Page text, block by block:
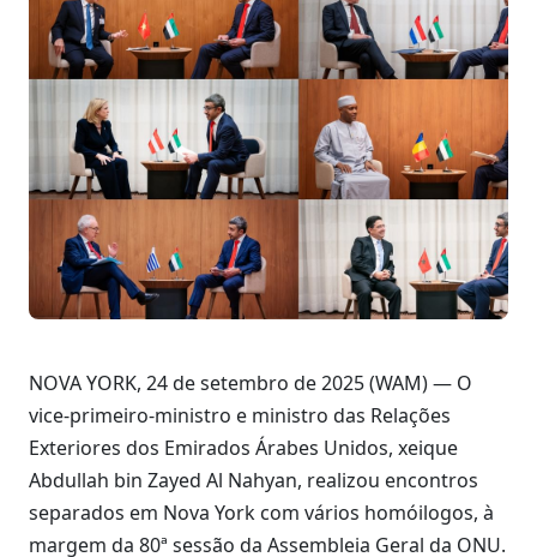
NOVA YORK, 24 de setembro de 2025 (WAM) — O
vice-primeiro-ministro e ministro das Relações
Exteriores dos Emirados Árabes Unidos, xeique
Abdullah bin Zayed Al Nahyan, realizou encontros
separados em Nova York com vários homóilogos, à
margem da 80ª sessão da Assembleia Geral da ONU.